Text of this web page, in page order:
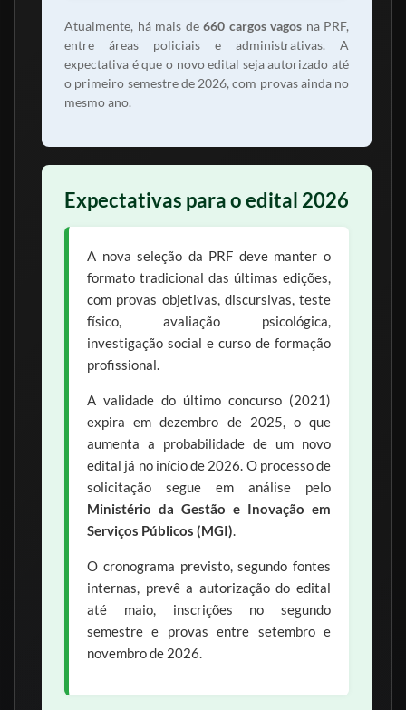
Atualmente, há mais de 660 cargos vagos na PRF,
entre áreas policiais e administrativas. A
expectativa é que o novo edital seja autorizado até
o primeiro semestre de 2026, com provas ainda no
mesmo ano.
Expectativas para o edital 2026
A nova seleção da PRF deve manter o
formato tradicional das últimas edições,
com provas objetivas, discursivas, teste
físico, avaliação psicológica,
investigação social e curso de formação
profissional.
A validade do último concurso (2021)
expira em dezembro de 2025, o que
aumenta a probabilidade de um novo
edital já no início de 2026. O processo de
solicitação segue em análise pelo
Ministério da Gestão e Inovação em
Serviços Públicos (MGI).
O cronograma previsto, segundo fontes
internas, prevê a autorização do edital
até maio, inscrições no segundo
semestre e provas entre setembro e
novembro de 2026.